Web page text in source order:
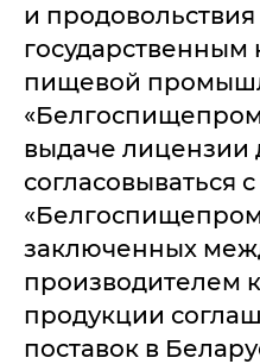
и
пищевой
выдаче лицензии
согласовываться с
заключенных
производителем
продукции
поставок в